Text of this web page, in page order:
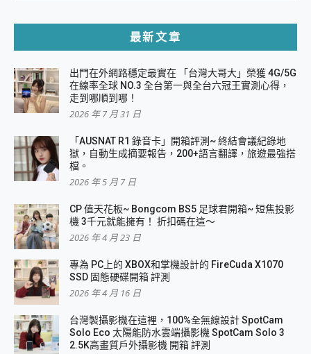
最新文章
出門在外網路穩定最實在 「台灣大哥大」榮獲 4G/5G
在線率全球 NO.3 全台第一與全台六冠王實測心得，
走到哪順到哪！
2026 年 7 月 31 日
「AUSNAT R1 錄音卡」開箱評測~ 終結會議紀錄地
獄，自動生成摘要報告，200+語言翻譯，旅遊最強搭
檔。
2026 年 5 月 7 日
CP 值天花板~ Bongcom BS5 足球君開箱~ 短焦投影
機 3千元就能擁有！ 折扣碼在這～
2026 年 4 月 23 日
專為 PC上的 XBOX和掌機設計的 FireCuda X1070
SSD 固態硬碟開箱 評測
2026 年 4 月 16 日
台灣製攝影機在這裡，100%全無線設計 SpotCam
Solo Eco 太陽能防水雲端攝影機 SpotCam Solo 3
2.5K高畫質戶外攝影機 開箱 評測